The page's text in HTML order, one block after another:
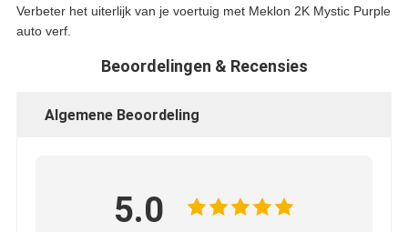
Verbeter het uiterlijk van je voertuig met Meklon 2K Mystic Purple
auto verf.
Beoordelingen & Recensies
Algemene Beoordeling
5.0